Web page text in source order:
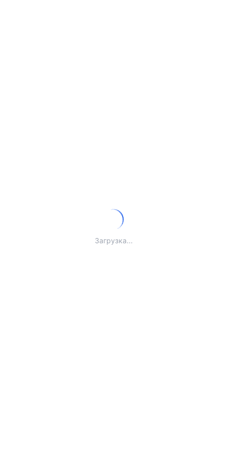
Загрузка...